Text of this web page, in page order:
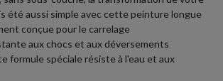
été aussi simple avec cette peinture longue
conçue pour le carrelage
aux chocs et aux déversements
formule spéciale résiste à l'eau et aux